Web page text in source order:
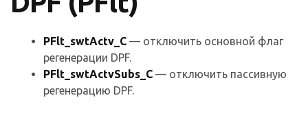
PFlt_swtActv_C — отключить основной флаг
регенерации DPF.
PFlt_swtActvSubs_C — отключить пассивную
регенерацию DPF.